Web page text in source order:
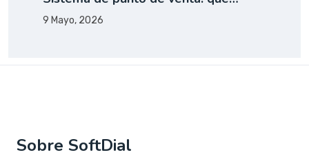
9 Mayo, 2026
Sobre SoftDial